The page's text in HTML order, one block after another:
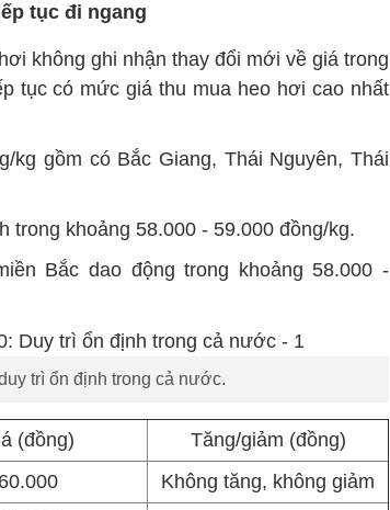
tục đi ngang
không ghi nhận thay đổi mới về giá trong
tục có mức giá thu mua heo hơi cao nhất
kg gồm có Bắc Giang, Thái Nguyên, Thái
trong khoảng 58.000 - 59.000 đồng/kg.
Bắc dao động trong khoảng 58.000 -
trì ổn định trong cả nước.
(đồng)
Tăng/giảm (đồng)
60.000
Không tăng, không giảm